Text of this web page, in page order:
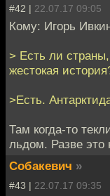
#42 | 22.07.17 09:05
Кому: Игорь
> Есть ли
жестокая
>Есть.
Там когда-то
льдом. Разве это
Собакевич »
#43 | 22.07.17 09:35